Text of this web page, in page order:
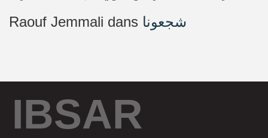
Raouf Jemmali dans شجعونا
IBSAR